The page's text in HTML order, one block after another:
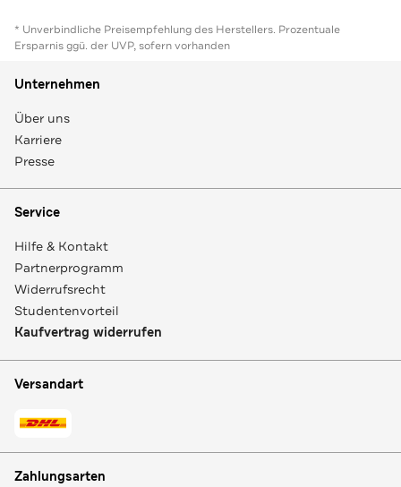
* Unverbindliche Preisempfehlung des Herstellers. Prozentuale
Ersparnis ggü. der UVP, sofern vorhanden
Unternehmen
Über uns
Karriere
Presse
Service
Hilfe & Kontakt
Partnerprogramm
Widerrufsrecht
Studentenvorteil
Kaufvertrag widerrufen
Versandart
Zahlungsarten